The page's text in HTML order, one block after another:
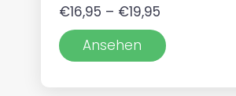
€16,95 – €19,95Preisspanne:
€16,95
bis
Ansehen